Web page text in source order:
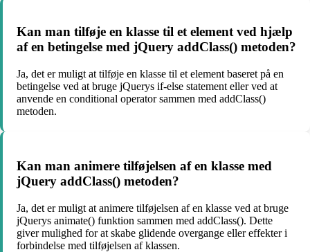
Kan man tilføje en klasse til et element ved hjælp
af en betingelse med jQuery addClass() metoden?
Ja, det er muligt at tilføje en klasse til et element baseret på en
betingelse ved at bruge jQuerys if-else statement eller ved at
anvende en conditional operator sammen med addClass()
metoden.
Kan man animere tilføjelsen af en klasse med
jQuery addClass() metoden?
Ja, det er muligt at animere tilføjelsen af en klasse ved at bruge
jQuerys animate() funktion sammen med addClass(). Dette
giver mulighed for at skabe glidende overgange eller effekter i
forbindelse med tilføjelsen af klassen.